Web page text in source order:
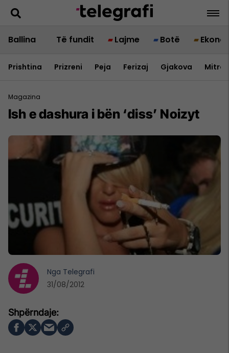
Ballina Të fundit Lajme Botë
Prishtina Prizreni Peja Ferizaj Gjakova
Magazina
Ish e dashura i bën ‘diss’ Noizyt
Nga Telegrafi
31/08/2012